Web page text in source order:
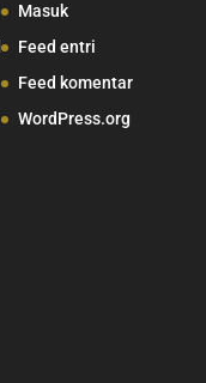
Masuk
Feed entri
Feed komentar
WordPress.org